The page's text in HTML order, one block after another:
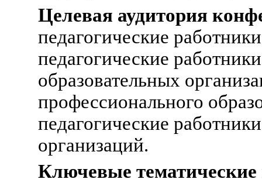
Целевая аудитория
педагогические
педагогические
образовательных
профессионального
педагогические
организаций.
Ключевые